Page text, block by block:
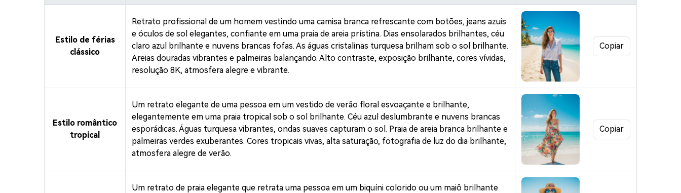
Estilo de férias
clássico
Retrato profissional de um homem vestindo uma camisa branca refrescante com botões, jeans azuis
e óculos de sol elegantes, confiante em uma praia de areia prístina. Dias ensolarados brilhantes, céu
claro azul brilhante e nuvens brancas fofas. As águas cristalinas turquesa brilham sob o sol brilhante.
Areias douradas vibrantes e palmeiras balançando. Alto contraste, exposição brilhante, cores vívidas,
resolução 8K, atmosfera alegre e vibrante.
Copiar
Estilo romântico
tropical
Um retrato elegante de uma pessoa em um vestido de verão floral esvoaçante e brilhante,
elegantemente em uma praia tropical sob o sol brilhante. Céu azul deslumbrante e nuvens brancas
esporádicas. Águas turquesa vibrantes, ondas suaves capturam o sol. Praia de areia branca brilhante e
palmeiras verdes exuberantes. Cores tropicais vivas, alta saturação, fotografia de luz do dia brilhante,
atmosfera alegre de verão.
Copiar
Um retrato de praia elegante que retrata uma pessoa em um biquíni colorido ou um maiô brilhante
Crie imagens com
IA sem limites.
100% grátis!